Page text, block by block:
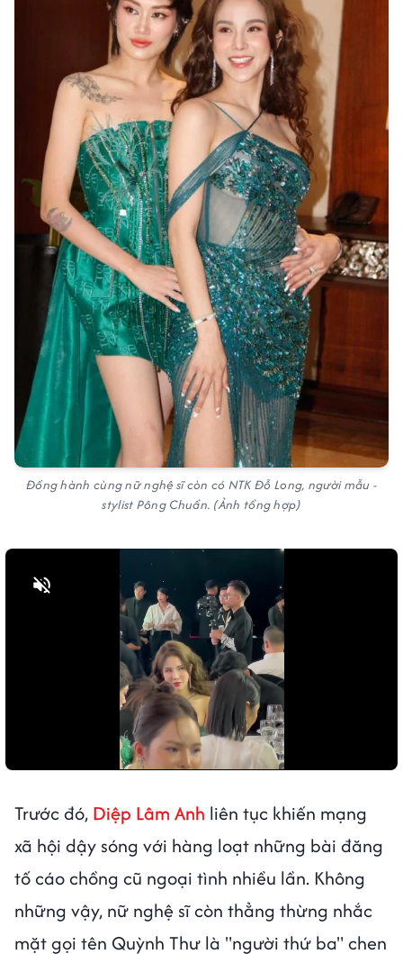
Đồng hành cùng nữ nghệ sĩ còn có NTK Đỗ Long, người mẫu -
stylist Pông Chuẩn. (Ảnh tổng hợp)
Trước đó, Diệp Lâm Anh liên tục khiến mạng
xã hội dậy sóng với hàng loạt những bài đăng
tố cáo chồng cũ ngoại tình nhiều lần. Không
những vậy, nữ nghệ sĩ còn thẳng thừng nhắc
mặt gọi tên Quỳnh Thư là "người thứ ba" chen